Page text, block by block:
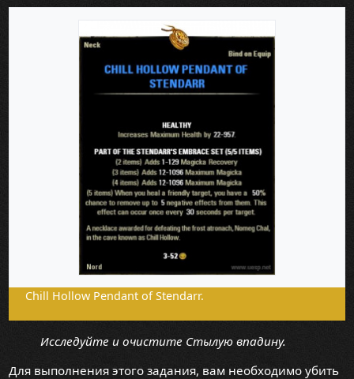
Chill Hollow Pendant of Stendarr.
Исследуйте и очистите Стылую впадину.
Для выполнения этого задания, вам необходимо убить